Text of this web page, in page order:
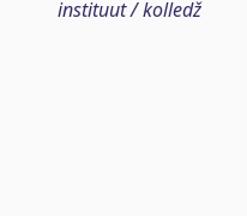
instituut / kolledž